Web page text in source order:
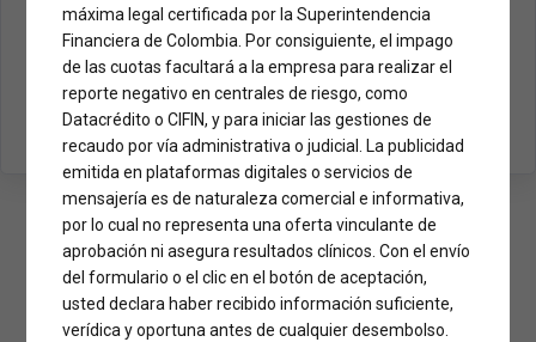
máxima legal certificada por la Superintendencia
Financiera de Colombia. Por consiguiente, el impago
de las cuotas facultará a la empresa para realizar el
reporte negativo en centrales de riesgo, como
Datacrédito o CIFIN, y para iniciar las gestiones de
recaudo por vía administrativa o judicial. La publicidad
emitida en plataformas digitales o servicios de
mensajería es de naturaleza comercial e informativa,
por lo cual no representa una oferta vinculante de
aprobación ni asegura resultados clínicos. Con el envío
del formulario o el clic en el botón de aceptación,
usted declara haber recibido información suficiente,
verídica y oportuna antes de cualquier desembolso.